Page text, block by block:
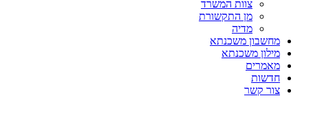
צוות המשרד
מן התקשורת
מדיה
מחשבון משכנתא
מילון משכנתא
מאמרים
חדשות
צור קשר